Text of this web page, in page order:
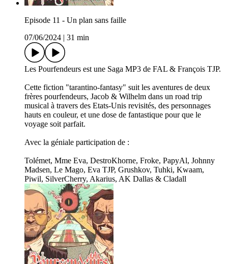
Episode 11 - Un plan sans faille
07/06/2024
31 min
Les Pourfendeurs est une Saga MP3 de FAL & François TJP.
Cette fiction "tarantino-fantasy" suit les aventures de deux
frères pourfendeurs, Jacob & Wilhelm dans un road trip
musical à travers des Etats-Unis revisités, des personnages
hauts en couleur, et une dose de fantastique pour que le
voyage soit parfait.
Avec la géniale participation de :
Tolémet, Mme Eva, DestroKhorne, Froke, PapyAl, Johnny
Madsen, Le Mago, Eva TJP, Grushkov, Tuhki, Kwaam,
Piwil, SilverCherry, Akarius, AK Dallas & Cladall